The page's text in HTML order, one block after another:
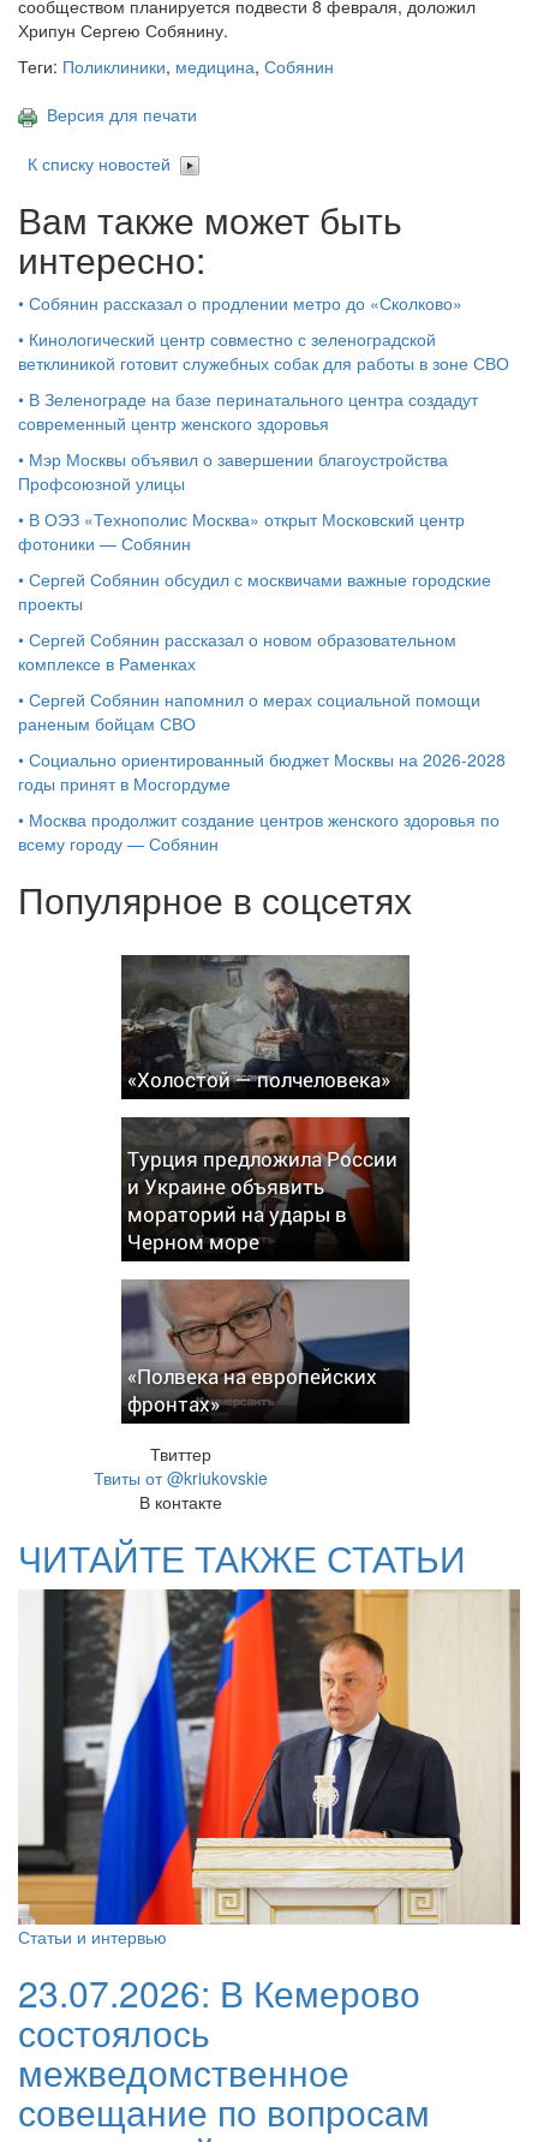
сообществом планируется подвести 8 февраля, доложил
Хрипун Сергею Собянину.
Теги: Поликлиники, медицина, Собянин
Версия для печати
К списку новостей
Вам также может быть
интересно:
• Собянин рассказал о продлении метро до «Сколково»
• Кинологический центр совместно с зеленоградской
ветклиникой готовит служебных собак для работы в зоне СВО
• В Зеленограде на базе перинатального центра создадут
современный центр женского здоровья
• Мэр Москвы объявил о завершении благоустройства
Профсоюзной улицы
• В ОЭЗ «Технополис Москва» открыт Московский центр
фотоники — Собянин
• Сергей Собянин обсудил с москвичами важные городские
проекты
• Сергей Собянин рассказал о новом образовательном
комплексе в Раменках
• Сергей Собянин напомнил о мерах социальной помощи
раненым бойцам СВО
• Социально ориентированный бюджет Москвы на 2026-2028
годы принят в Мосгордуме
• Москва продолжит создание центров женского здоровья по
всему городу — Собянин
Популярное в соцсетях
«Холостой — полчеловека»
Турция предложила России
и Украине объявить
мораторий на удары в
Черном море
«Полвека на европейских
фронтах»
Твиттер
Твиты от @kriukovskie
В контакте
ЧИТАЙТЕ ТАКЖЕ СТАТЬИ
Статьи и интервью
23.07.2026: В Кемерово
состоялось
межведомственное
совещание по вопросам